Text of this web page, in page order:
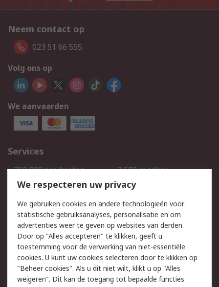
Neem contact op
023 51 66 555
Volg ons op
We aanvaarden
Services
750.000 producten
2.500 merken
Bestellen
Inkoopoplossingen
Track & Trace
Wettelijk
Cookiebeleid
Email veiligheid
Privacybeleid
Websitevoorwaarden
Algemene
We respecteren uw privacy
We gebruiken cookies en andere technologieën voor
statistische gebruiksanalyses, personalisatie en om
advertenties weer te geven op websites van derden.
Door op "Alles accepteren" te klikken, geeft u
toestemming voor de verwerking van niet-essentiële
cookies. U kunt uw cookies selecteren door te klikken op
"Beheer cookies". Als u dit niet wilt, klikt u op "Alles
weigeren". Dit kan de toegang tot bepaalde functies